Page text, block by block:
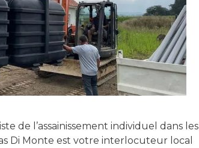
de l’assainissement individuel dans les
Di Monte est votre interlocuteur local